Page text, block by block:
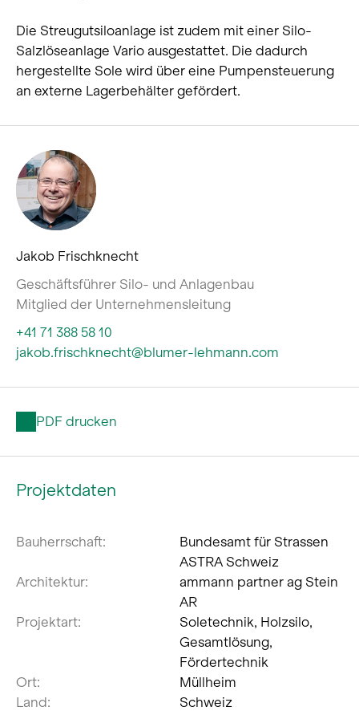
Die Streugutsiloanlage ist zudem mit einer Silo-
Salzlöseanlage Vario ausgestattet. Die dadurch
hergestellte Sole wird über eine Pumpensteuerung
an externe Lagerbehälter gefördert.
Jakob Frischknecht
Geschäftsführer Silo- und Anlagenbau
Mitglied der Unternehmensleitung
+41 71 388 58 10
jakob.frischknecht@blumer-lehmann.com
PDF drucken
Projektdaten
Bauherrschaft:
Bundesamt für Strassen
ASTRA Schweiz
Architektur:
ammann partner ag Stein
AR
Projektart:
Soletechnik, Holzsilo,
Gesamtlösung,
Fördertechnik
Ort:
Müllheim
Land:
Schweiz